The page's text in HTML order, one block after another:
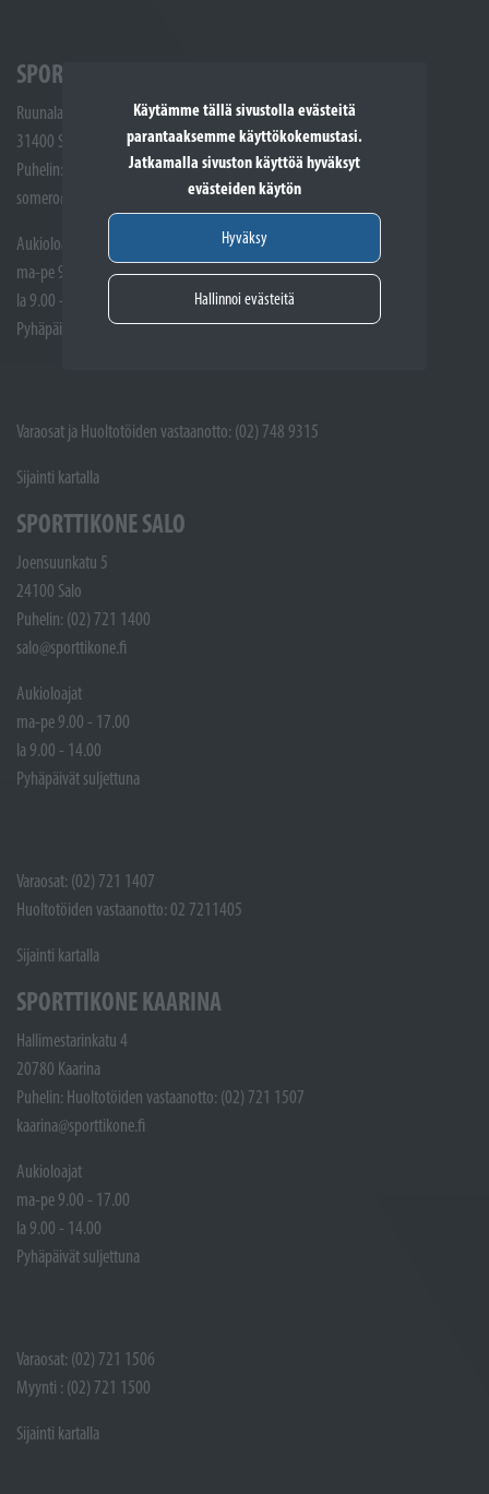
Käytämme tällä sivustolla evästeitä
parantaaksemme käyttökokemustasi.
Jatkamalla sivuston käyttöä hyväksyt
evästeiden käytön
Hyväksy
Hallinnoi evästeitä
SPORTTIKONE SOMERO
Ruunalantie 5
31400 Somero
Puhelin: (02) 748 9300
somero@sporttikone.fi
Aukioloajat
ma-pe 9.00 - 17.00
la 9.00 - 14.00
Pyhäpäivät suljettuna
Varaosat ja Huoltotöiden vastaanotto: (02) 748 9315
Sijainti kartalla
SPORTTIKONE SALO
Joensuunkatu 5
24100 Salo
Puhelin: (02) 721 1400
salo@sporttikone.fi
Aukioloajat
ma-pe 9.00 - 17.00
la 9.00 - 14.00
Pyhäpäivät suljettuna
Varaosat: (02) 721 1407
Huoltotöiden vastaanotto: 02 7211405
Sijainti kartalla
SPORTTIKONE KAARINA
Hallimestarinkatu 4
20780 Kaarina
Puhelin: Huoltotöiden vastaanotto: (02) 721 1507
kaarina@sporttikone.fi
Aukioloajat
ma-pe 9.00 - 17.00
la 9.00 - 14.00
Pyhäpäivät suljettuna
Varaosat: (02) 721 1506
Myynti : (02) 721 1500
Sijainti kartalla